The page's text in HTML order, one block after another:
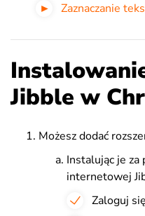
Zaznaczanie
Jibble w
Możesz dodać
Instalując je
internetowej
Zaloguj